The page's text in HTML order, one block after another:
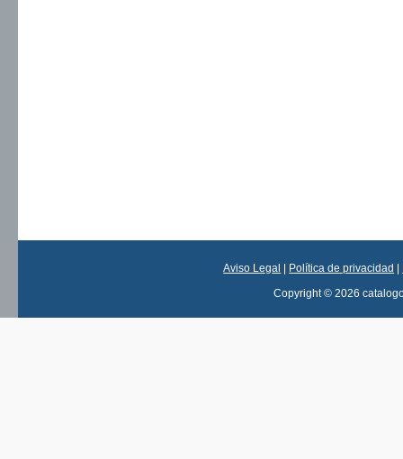
Aviso Legal Política de privacidad
Copyright © 2026